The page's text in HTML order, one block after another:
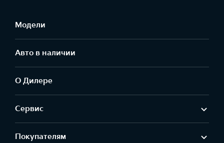
Модели
Авто в наличии
О Дилере
Сервис
Покупателям